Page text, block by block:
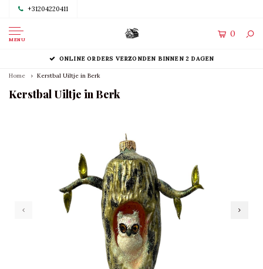
+31204220411
MENU
0
ONLINE ORDERS VERZONDEN BINNEN 2 DAGEN
Home Kerstbal Uiltje in Berk
Kerstbal Uiltje in Berk